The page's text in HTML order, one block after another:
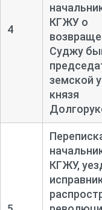
4
КГЖУ о
Суджу
земской
князя
КГЖУ,